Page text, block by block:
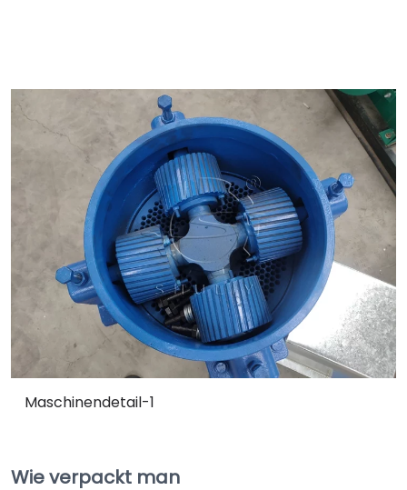
Maschinendetail-1
Wie verpackt man